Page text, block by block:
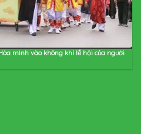
mình vào không khí lễ hội của người